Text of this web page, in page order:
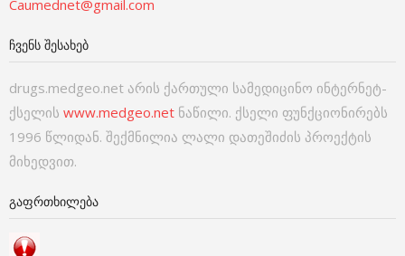
Caumednet@gmail.com
ᲩᲕᲔᲜᲡ ᲨᲔᲡᲐᲮᲔᲑ
drugs.medgeo.net არის ქართული სამედიცინო ინტერნეტ-
ქსელის www.medgeo.net ნაწილი. ქსელი ფუნქციონირებს
1996 წლიდან. შექმნილია ლალი დათეშიძის პროექტის
მიხედვით.
ᲒᲐᲤᲠᲗᲮᲘᲚᲔᲑᲐ